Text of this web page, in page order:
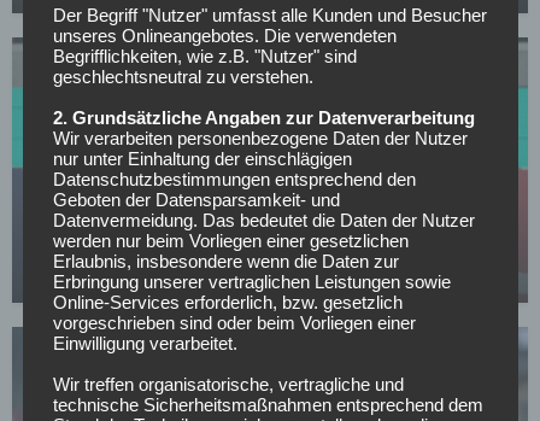
SV DARMSTADT 98
Interesse an Top-Stürmer: Darmstadt fordert
Rekordablöse!
03.05.2026
Der Begriff "Nutzer" umfasst alle Kunden und Besucher
unseres Onlineangebotes. Die verwendeten
Begrifflichkeiten, wie z.B. "Nutzer" sind
geschlechtsneutral zu verstehen.
2. Grundsätzliche Angaben zur Datenverarbeitung
Wir verarbeiten personenbezogene Daten der Nutzer
nur unter Einhaltung der einschlägigen
Datenschutzbestimmungen entsprechend den
Geboten der Datensparsamkeit- und
Datenvermeidung. Das bedeutet die Daten der Nutzer
werden nur beim Vorliegen einer gesetzlichen
Erlaubnis, insbesondere wenn die Daten zur
Erbringung unserer vertraglichen Leistungen sowie
Online-Services erforderlich, bzw. gesetzlich
vorgeschrieben sind oder beim Vorliegen einer
Einwilligung verarbeitet.
Wir treffen organisatorische, vertragliche und
technische Sicherheitsmaßnahmen entsprechend dem